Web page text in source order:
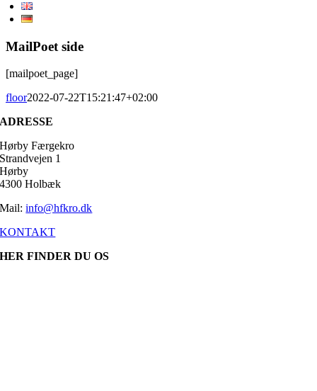
MailPoet side
[mailpoet_page]
floor2022-07-22T15:21:47+02:00
ADRESSE
Hørby Færgekro
Strandvejen 1
Hørby
4300 Holbæk
Mail:info@hfkro.dk
KONTAKT
HER FINDER DU OS